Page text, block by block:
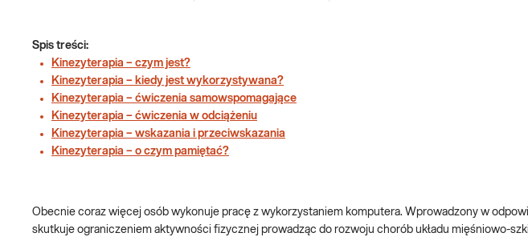
Spis treści:
Kinezyterapia – czym jest?
Kinezyterapia – kiedy jest wykorzystywana?
Kinezyterapia – ćwiczenia samowspomagające
Kinezyterapia – ćwiczenia w odciążeniu
Kinezyterapia – wskazania i przeciwskazania
Kinezyterapia – o czym pamiętać?
Obecnie coraz więcej osób wykonuje pracę z wykorzystaniem komputera. Wprowadzony w
skutkuje ograniczeniem aktywności fizycznej prowadząc do rozwoju chorób układu mięśniowo-